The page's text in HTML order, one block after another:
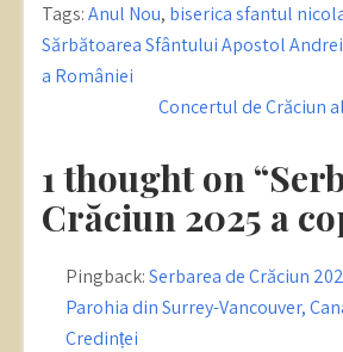
Tags:Anul Nou, biserica sfantul
Post
navigation
Sărbătoarea Sfântului Apostol
a României
Concertul de Crăciun
1 thought on
Crăciun 2025 a
Pingback:Serbarea de Crăciun
Parohia din Surrey-Vancouver,
Credinței